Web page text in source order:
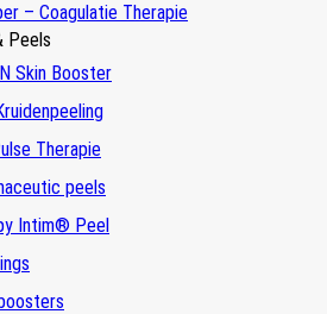
– Coagulatie Therapie
Peels
Skin Booster
Therapie
peels
Intim® Peel